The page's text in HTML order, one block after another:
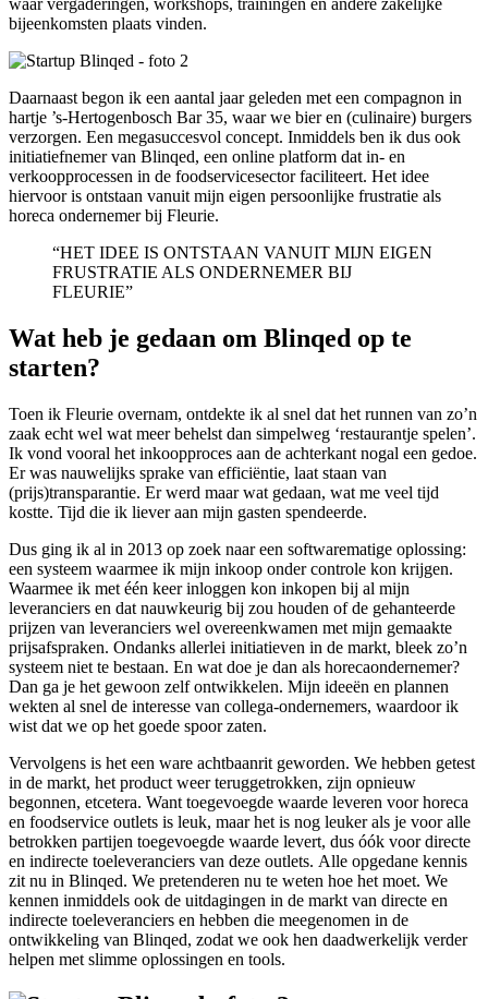
waar vergaderingen, workshops, trainingen en andere zakelijke
bijeenkomsten plaats vinden.
Daarnaast begon ik een aantal jaar geleden met een compagnon in
hartje ’s-Hertogenbosch Bar 35, waar we bier en (culinaire) burgers
verzorgen. Een megasuccesvol concept. Inmiddels ben ik dus ook
initiatiefnemer van Blinqed, een online platform dat in- en
verkoopprocessen in de foodservicesector faciliteert. Het idee
hiervoor is ontstaan vanuit mijn eigen persoonlijke frustratie als
horeca ondernemer bij Fleurie.
“HET IDEE IS ONTSTAAN VANUIT MIJN EIGEN
FRUSTRATIE ALS ONDERNEMER BIJ
FLEURIE”
Wat heb je gedaan om Blinqed op te
starten?
Toen ik Fleurie overnam, ontdekte ik al snel dat het runnen van zo’n
zaak echt wel wat meer behelst dan simpelweg ‘restaurantje spelen’.
Ik vond vooral het inkoopproces aan de achterkant nogal een gedoe.
Er was nauwelijks sprake van efficiëntie, laat staan van
(prijs)transparantie. Er werd maar wat gedaan, wat me veel tijd
kostte. Tijd die ik liever aan mijn gasten spendeerde.
Dus ging ik al in 2013 op zoek naar een softwarematige oplossing:
een systeem waarmee ik mijn inkoop onder controle kon krijgen.
Waarmee ik met één keer inloggen kon inkopen bij al mijn
leveranciers en dat nauwkeurig bij zou houden of de gehanteerde
prijzen van leveranciers wel overeenkwamen met mijn gemaakte
prijsafspraken. Ondanks allerlei initiatieven in de markt, bleek zo’n
systeem niet te bestaan. En wat doe je dan als horecaondernemer?
Dan ga je het gewoon zelf ontwikkelen. Mijn ideeën en plannen
wekten al snel de interesse van collega-ondernemers, waardoor ik
wist dat we op het goede spoor zaten.
Vervolgens is het een ware achtbaanrit geworden. We hebben getest
in de markt, het product weer teruggetrokken, zijn opnieuw
begonnen, etcetera. Want toegevoegde waarde leveren voor horeca
en foodservice outlets is leuk, maar het is nog leuker als je voor alle
betrokken partijen toegevoegde waarde levert, dus óók voor directe
en indirecte toeleveranciers van deze outlets. Alle opgedane kennis
zit nu in Blinqed. We pretenderen nu te weten hoe het moet. We
kennen inmiddels ook de uitdagingen in de markt van directe en
indirecte toeleveranciers en hebben die meegenomen in de
ontwikkeling van Blinqed, zodat we ook hen daadwerkelijk verder
helpen met slimme oplossingen en tools.